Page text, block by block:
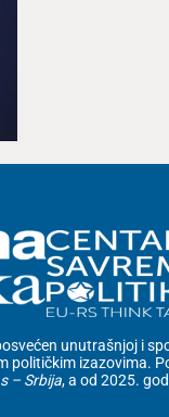
unutrašnjoj i
političkim izazovima.
– Srbija, a od 2025.